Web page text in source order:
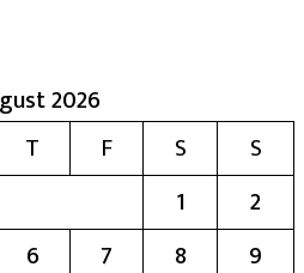
2026
T F S
S
1
2
6 7 8 9